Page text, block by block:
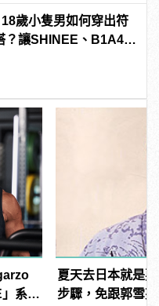
歲小隻男如何穿出符
？讓SHINEE、B1A4、
系列
夏天去日本就是
步驟，免跟郭雪